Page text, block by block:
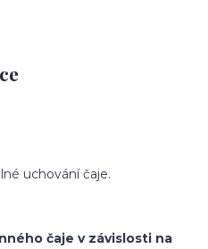
uchování čaje.
čaje v závislosti na